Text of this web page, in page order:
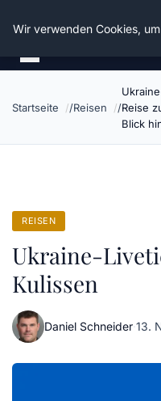
Die Schnitter
Startseite Reisen
Reise
Blick
REISEN
Ukraine-
Kulissen
Daniel Schneider·13.
Wir verwenden Cookies,